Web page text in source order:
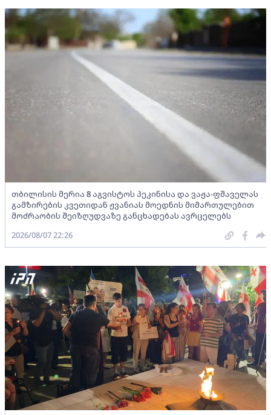
თბილისის მერია 8 აგვისტოს პეკინისა და ვაჟა-ფშაველას
გამზირების კვეთიდან ჟვანიას მოედნის მიმართულებით
მოძრაობის შეიზღუდვაზე განცხადებას ავრცელებს
2026/08/07 22:26